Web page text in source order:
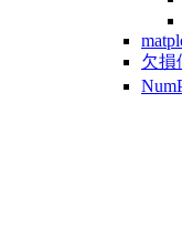
欠損